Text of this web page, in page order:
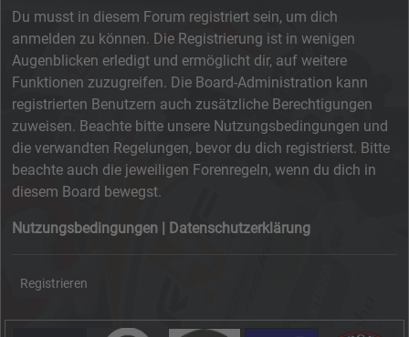
Du musst in diesem Forum registriert sein, um dich
anmelden zu können. Die Registrierung ist in wenigen
Augenblicken erledigt und ermöglicht dir, auf weitere
Funktionen zuzugreifen. Die Board-Administration kann
registrierten Benutzern auch zusätzliche Berechtigungen
zuweisen. Beachte bitte unsere Nutzungsbedingungen und
die verwandten Regelungen, bevor du dich registrierst. Bitte
beachte auch die jeweiligen Forenregeln, wenn du dich in
diesem Board bewegst.
Nutzungsbedingungen Datenschutzerklärung
Registrieren